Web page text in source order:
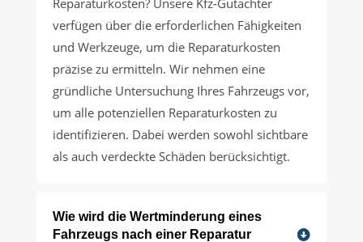
verfügen über die erforderlichen Fähigkeiten
und Werkzeuge, um die Reparaturkosten
präzise zu ermitteln. Wir nehmen eine
gründliche Untersuchung Ihres Fahrzeugs vor,
um alle potenziellen Reparaturkosten zu
identifizieren. Dabei werden sowohl sichtbare
als auch verdeckte Schäden berücksichtigt.
Wie wird die Wertminderung eines
Fahrzeugs nach einer Reparatur